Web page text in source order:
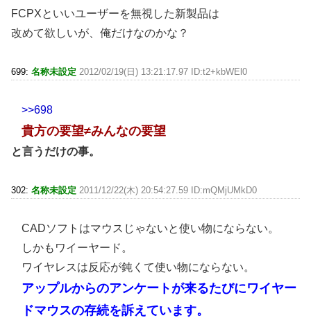
FCPXといいユーザーを無視した新製品は
改めて欲しいが、俺だけなのかな？
699: 名称未設定 2012/02/19(日) 13:21:17.97 ID:t2+kbWEl0
>>698
貴方の要望≠みんなの要望
と言うだけの事。
302: 名称未設定 2011/12/22(木) 20:54:27.59 ID:mQMjUMkD0
CADソフトはマウスじゃないと使い物にならない。
しかもワイーヤード。
ワイヤレスは反応が鈍くて使い物にならない。
アップルからのアンケートが来るたびにワイヤー
ドマウスの存続を訴えています。